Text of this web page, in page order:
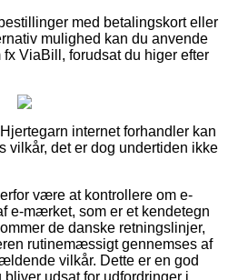
med betalingskort eller
mulighed kan du anvende
ViaBill, forudsat du higer efter
internet forhandler kan
vilkår, det er dog undertiden ikke
være at kontrollere om e-
e-mærket, som er et kendetegn
de danske retningslinjer,
rutinemæssigt gennemses af
vilkår. Dette er en god
udsat for udfordringer i